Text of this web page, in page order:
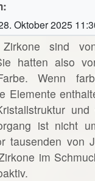
Oktober 2025
Zirkone sind
hatten also
Wenn
Elemente
und
ist nicht
tausenden von
im